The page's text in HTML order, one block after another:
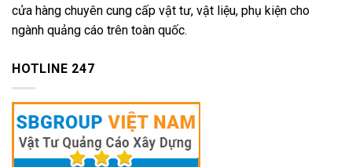
cửa hàng chuyên cung cấp vật tư, vật liệu, phụ kiện cho
ngành quảng cáo trên toàn quốc.
HOTLINE 247